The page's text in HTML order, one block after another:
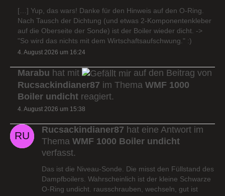
[…] Yup, das wars! Danke für den Hinweis auf den O-Ring.
Nach Tausch der Dichtung (und etwas 2-Komponentenkleber
auf die Oberseite der Sonde) ist der Boiler wieder dicht. ->
"So wird das nichts mit dem Wirtschaftsaufschwung." :)
4. August 2026 um 16:24
Marabu hat mit
auf den Beitrag von
Rucsackindianer87 im Thema WMF 1000
Boiler undicht reagiert.
4. August 2026 um 15:38
Rucsackindianer87 hat eine Antwort im
Thema WMF 1000 Boiler undicht
verfasst.
Das ist die Niveau-Sonde. Die misst den Füllstand des
Dampfboilers. Wahrscheinlich ist der kleine Schwarze
O-Ring undicht. rausschrauben, wechseln, gut ist